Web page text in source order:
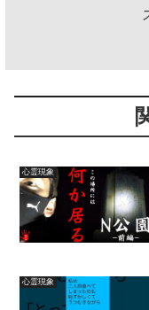
心霊現象
心霊現象